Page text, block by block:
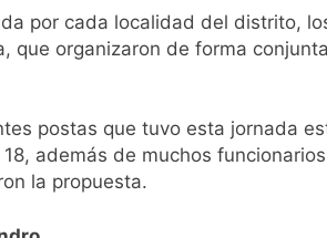
Una gran convocatoria en la
14 Horas Atrás
Tormentas severas y fuertes
18 Horas Atrás
Senado debate el proyecto sobre
por cada localidad del distrito,
que organizaron de forma
postas que tuvo esta jornada
además de muchos
la propuesta.